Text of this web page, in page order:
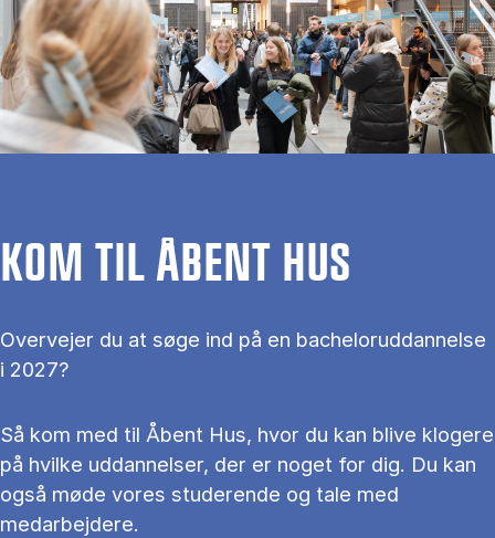
KOM TIL ÅBENT HUS
Overvejer du at søge ind på en bacheloruddannelse
i 2027?
Så kom med til Åbent Hus, hvor du kan blive klogere
på hvilke uddannelser, der er noget for dig. Du kan
også møde vores studerende og tale med
medarbejdere.